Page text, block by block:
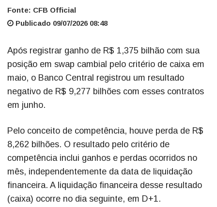
Fonte: CFB Official
Publicado 09/07/2026 08:48
Após registrar ganho de R$ 1,375 bilhão com sua
posição em swap cambial pelo critério de caixa em
maio, o Banco Central registrou um resultado
negativo de R$ 9,277 bilhões com esses contratos
em junho.
Pelo conceito de competência, houve perda de R$
8,262 bilhões. O resultado pelo critério de
competência inclui ganhos e perdas ocorridos no
mês, independentemente da data de liquidação
financeira. A liquidação financeira desse resultado
(caixa) ocorre no dia seguinte, em D+1.